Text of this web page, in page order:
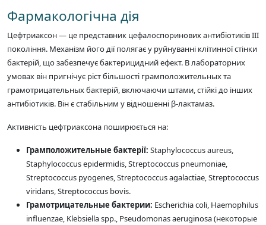
Фармакологічна дія
Цефтриаксон — це представник цефалоспоринових антибіотиків III
покоління. Механізм його дії полягає у руйнуванні клітинної стінки
бактерій, що забезпечує бактерицидний ефект. В лабораторних
умовах він пригнічує ріст більшості грамположительных та
грамотрицательных бактерій, включаючи штами, стійкі до інших
антибіотиків. Він є стабільним у відношенні β-лактамаз.
Активність цефтриаксона поширюється на:
Грамположительные бактерії: Staphylococcus aureus,
Staphylococcus epidermidis, Streptococcus pneumoniae,
Streptococcus pyogenes, Streptococcus agalactiae, Streptococcus
viridans, Streptococcus bovis.
Грамотрицательные бактерии: Escherichia coli, Haemophilus
influenzae, Klebsiella spp., Pseudomonas aeruginosa (некоторые